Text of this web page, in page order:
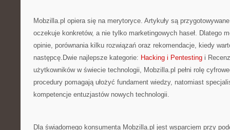
Mobzilla.pl opiera się na merytoryce. Artykuły są
oczekuje konkretów, a nie tylko marketingowych haseł. Dlatego
opinie, porównania kilku rozwiązań oraz rekomendacje, kiedy
następcę.Dwie najlepsze kategorie: Hacking i Pentesting i
użytkowników w świecie technologii, Mobzilla.pl pełni rolę
procedury pomagają ułożyć fundament wiedzy, natomiast
kompetencje entuzjastów nowych technologii.
Dla świadomego konsumenta Mobzilla.pl jest wsparciem przy